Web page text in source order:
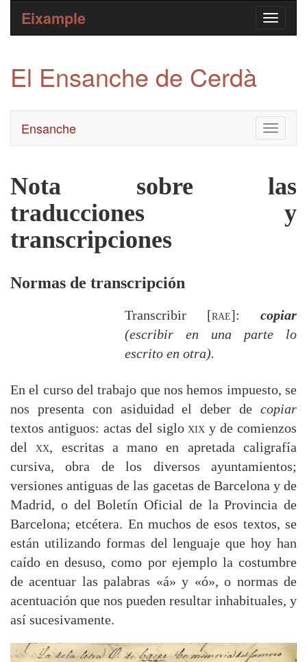
Eixample
El Ensanche de Cerdà
Toggle
Ensanche
Nota sobre las
traducciones y
transcripciones
Normas de transcripción
Transcribir [rae]:
copiar
(escribir en una parte lo
escrito en otra).
En el curso del trabajo que nos hemos impuesto, se
nos presenta con asiduidad el deber de copiar
textos antiguos: actas del siglo xix y de comienzos
del xx, escritas a mano en apretada caligrafía
cursiva, obra de los diversos ayuntamientos;
versiones antiguas de las gacetas de Barcelona y de
Madrid, o del Boletín Oficial de la Provincia de
Barcelona; etcétera. En muchos de esos textos, se
están utilizando formas del lenguaje que hoy han
caído en desuso, como por ejemplo la costumbre
de acentuar las palabras «á» y «ó», o normas de
acentuación que nos pueden resultar inhabituales, y
así sucesivamente.